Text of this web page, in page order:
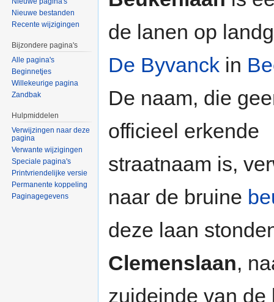
de lanen op
De Byvanck in
De naam, die
officieel erkende
straatnaam is,
naar de bruine
deze laan
Clemenslaan,
zuideinde van de
Nieuwe bestanden
Recente wijzigingen
Bijzondere pagina's
Alle pagina's
Beginnetjes
Willekeurige pagina
Zandbak
Hulpmiddelen
Verwijzingen naar deze
pagina
Verwante wijzigingen
Speciale pagina's
Printvriendelijke versie
Permanente koppeling
Paginagegevens